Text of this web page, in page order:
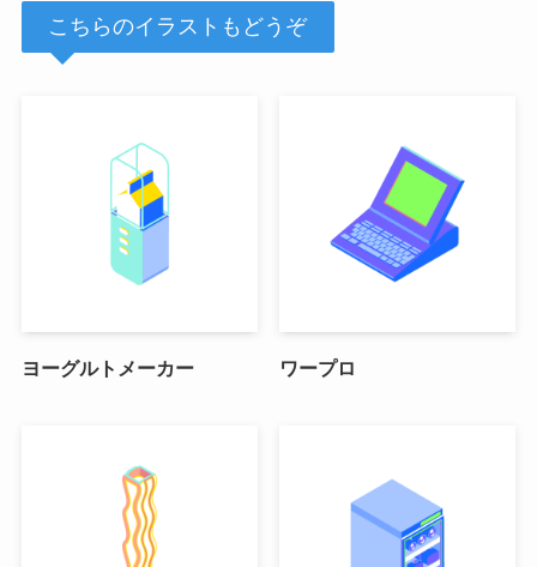
こちらのイラストもどうぞ
ヨーグルトメーカー ワープロ